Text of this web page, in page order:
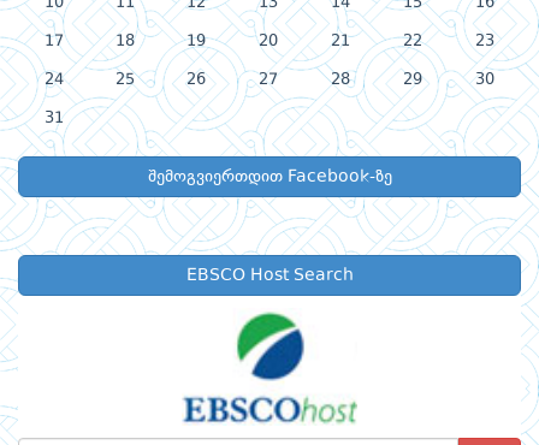
17 18 19 20 21 22 23
24 25 26 27 28 29 30
31
შემოგვიერთდით Facebook-ზე
EBSCO Host Search